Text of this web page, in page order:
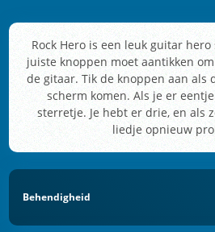
Rock Hero is een leuk guitar
juiste knoppen moet aantikken
de gitaar. Tik de knoppen aan als
scherm komen. Als je er
sterretje. Je hebt er drie, en als
liedje opnieuw
Behendigheid